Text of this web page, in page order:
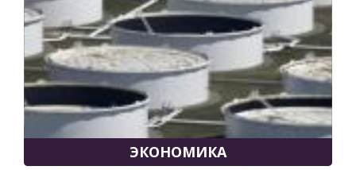
ЭКОНОМИКА